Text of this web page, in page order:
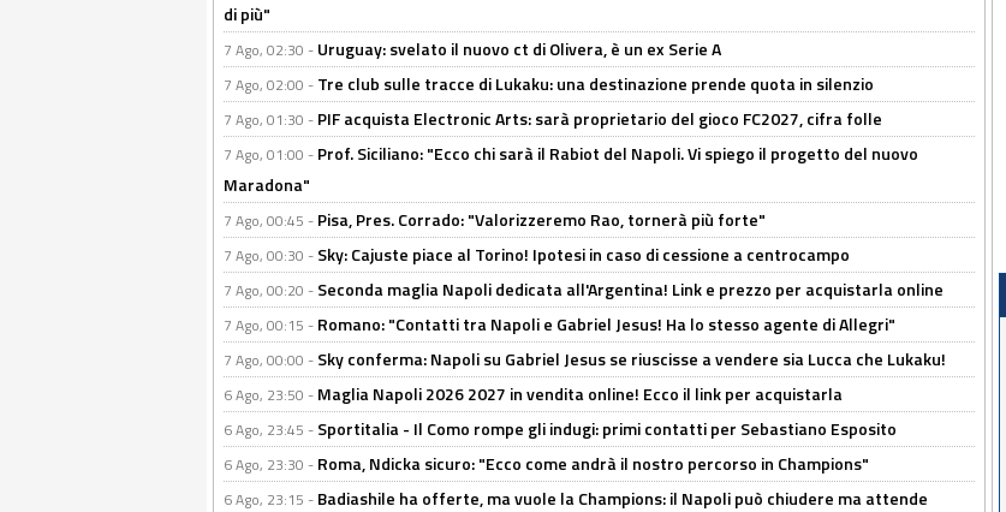
di più"
7 Ago, 02:30 - Uruguay: svelato il nuovo ct di Olivera, è un ex Serie A
7 Ago, 02:00 - Tre club sulle tracce di Lukaku: una destinazione prende quota in silenzio
7 Ago, 01:30 - PIF acquista Electronic Arts: sarà proprietario del gioco FC2027, cifra folle
7 Ago, 01:00 - Prof. Siciliano: "Ecco chi sarà il Rabiot del Napoli. Vi spiego il progetto del nuovo
Maradona"
7 Ago, 00:45 - Pisa, Pres. Corrado: "Valorizzeremo Rao, tornerà più forte"
7 Ago, 00:30 - Sky: Cajuste piace al Torino! Ipotesi in caso di cessione a centrocampo
7 Ago, 00:20 - Seconda maglia Napoli dedicata all'Argentina! Link e prezzo per acquistarla online
7 Ago, 00:15 - Romano: "Contatti tra Napoli e Gabriel Jesus! Ha lo stesso agente di Allegri"
7 Ago, 00:00 - Sky conferma: Napoli su Gabriel Jesus se riuscisse a vendere sia Lucca che Lukaku!
6 Ago, 23:50 - Maglia Napoli 2026 2027 in vendita online! Ecco il link per acquistarla
6 Ago, 23:45 - Sportitalia - Il Como rompe gli indugi: primi contatti per Sebastiano Esposito
6 Ago, 23:30 - Roma, Ndicka sicuro: "Ecco come andrà il nostro percorso in Champions"
6 Ago, 23:15 - Badiashile ha offerte, ma vuole la Champions: il Napoli può chiudere ma attende